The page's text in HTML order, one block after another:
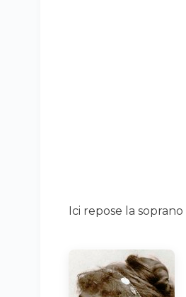
Ici repose la soprano